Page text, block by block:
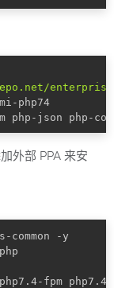
php-json php-
外部 PPA 来安
fpm